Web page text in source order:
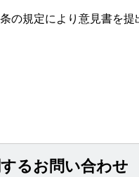
の規定により意見書を提
るお問い合わせ